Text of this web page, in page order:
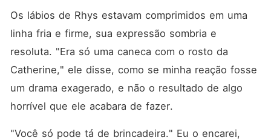
Obviamente, eu precisava
de álcool. Muito álcool. E foi
aí que ele apareceu. Alto,
bonito. O tipo de homem que
te faz querer pecar só pela
presença. Eu o tinha
encontrado apenas uma vez
acaso, ele estava no mesmo
cheio de autocomiseração.
Os lábios de Rhys estavam comprimidos em uma
linha fria e firme, sua expressão sombria e
resoluta. "Era só uma caneca com o rosto da
Catherine," ele disse, como se minha reação fosse
um drama exagerado, e não o resultado de algo
horrível que ele acabara de fazer.
"Você só pode tá de brincadeira." Eu o encarei,